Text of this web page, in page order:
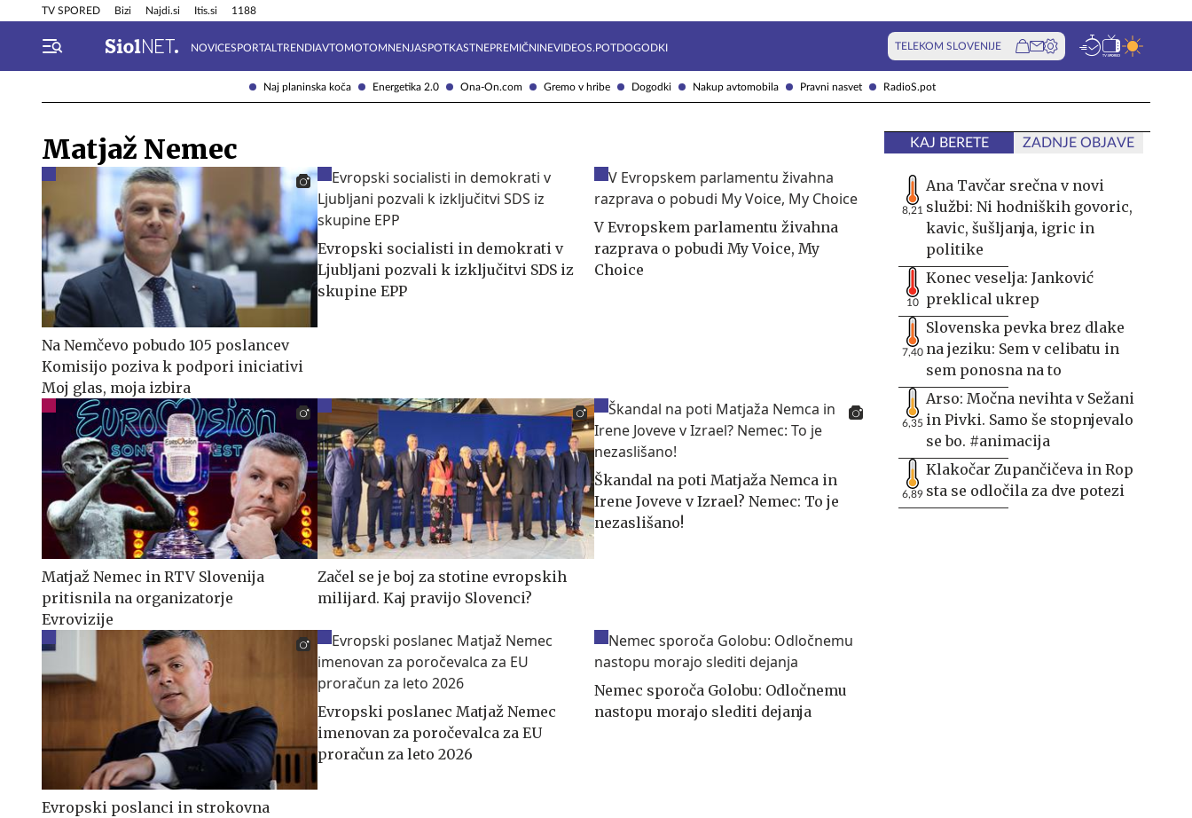
Naj planinska koča Energetika 2.0 Ona-On.com Gremo v hribe Dogodki Nakup avtomobila Pravni nasvet RadioS.pot
TV SPORED Bizi Najdi.si Itis.si 1188
NOVICESPORTAL TRENDIAVTOMOTOMNENJASPOTKASTNEPREMIČNINEVIDEOS.POTDOGODKI TELEKOM SLOVENIJE
Info in obvestila Tehnik
Matjaž Nemec
Na Nemčevo pobudo 105 poslancev
Komisijo poziva k podpori iniciativi
Moj glas, moja izbira
Evropski socialisti in demokrati v
Ljubljani pozvali k izključitvi SDS iz
skupine EPP
V Evropskem parlamentu živahna
razprava o pobudi My Voice, My
Choice
Matjaž Nemec in RTV Slovenija
pritisnila na organizatorje
Evrovizije
Začel se je boj za stotine evropskih
milijard. Kaj pravijo Slovenci?
Škandal na poti Matjaža Nemca in
Irene Joveve v Izrael? Nemec: To je
nezaslišano!
Evropski poslanci in strokovna
Evropski poslanec Matjaž Nemec
imenovan za poročevalca za EU
proračun za leto 2026
Nemec sporoča Golobu: Odločnemu
nastopu morajo slediti dejanja
KAJ BERETE ZADNJE OBJAVE
8,21
Ana Tavčar srečna v novi
službi: Ni hodniških govoric,
kavic, šušljanja, igric in
politike
10
Konec veselja: Janković
preklical ukrep
7,40
Slovenska pevka brez dlake
na jeziku: Sem v celibatu in
sem ponosna na to
6,35
Arso: Močna nevihta v Sežani
in Pivki. Samo še stopnjevalo
se bo. #animacija
6,89
Klakočar Zupančičeva in Rop
sta se odločila za dve potezi